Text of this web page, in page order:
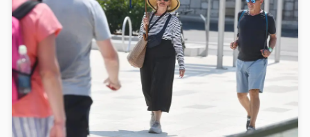
Pokretanje videa...